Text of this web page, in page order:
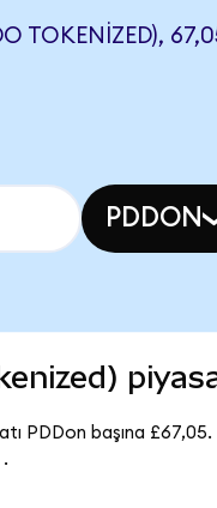
TOKENIZED),
PDDON
PDDon başına